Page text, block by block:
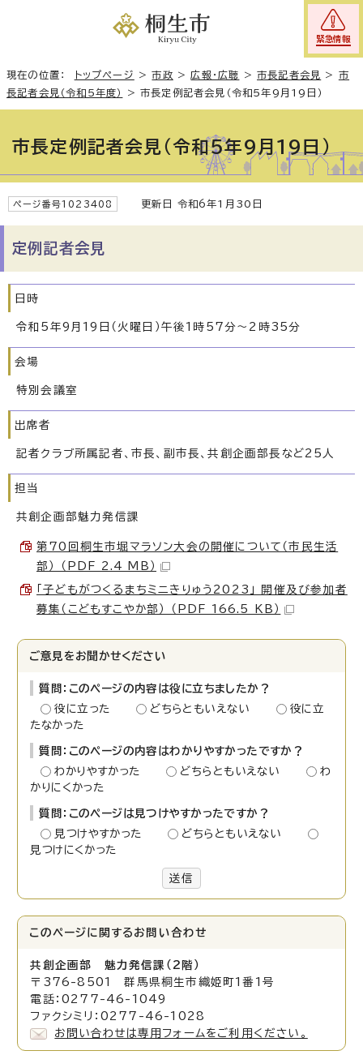
緊急情報
現在の位置： トップページ >市政 >広報・広聴 >市長記者会見 > 市
長記者会見（令和5年度）
>市長定例記者会見（令和5年9月19日）
市長定例記者会見（令和5年9月19日）
ページ番号1023408 更新日 令和6年1月30日
定例記者会見
日時
令和5年9月19日（火曜日）午後1時57分～2時35分
会場
特別会議室
出席者
記者クラブ所属記者、市長、副市長、共創企画部長など25人
担当
共創企画部魅力発信課
第70回桐生市堀マラソン大会の開催について（市民生活
部） （PDF 2.4 MB）
「子どもがつくるまちミニきりゅう2023」 開催及び参加者
募集（こどもすこやか部） （PDF 166.5 KB）
ご意見をお聞かせください
質問：このページの内容は役に立ちましたか？
役に立った
どちらともいえない
役に立
たなかった
質問：このページの内容はわかりやすかったですか？
わかりやすかった
どちらともいえない
わ
かりにくかった
質問：このページは見つけやすかったですか？
見つけやすかった
どちらともいえない
見つけにくかった
送信
このページに関する お問い合わせ
共創企画部 魅力発信課（2階）
〒376-8501 群馬県桐生市織姫町1番1号
電話：0277-46-1049
ファクシミリ：0277-46-1028
お問い合わせは専用フォームをご利用ください。